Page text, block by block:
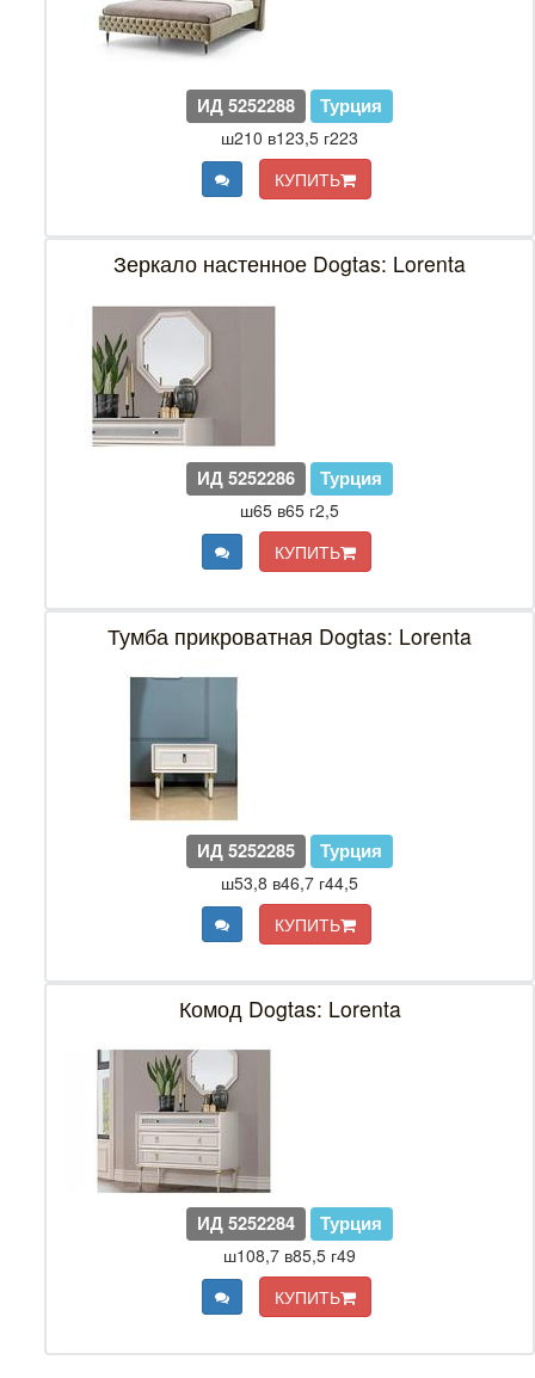
ИД 5252288 Турция
ш210 в123,5 г223
КУПИТЬ
Зеркало настенное Dogtas: Lorenta
ИД 5252286 Турция
ш65 в65 г2,5
КУПИТЬ
Тумба прикроватная Dogtas: Lorenta
ИД 5252285 Турция
ш53,8 в46,7 г44,5
КУПИТЬ
Комод Dogtas: Lorenta
ИД 5252284 Турция
ш108,7 в85,5 г49
КУПИТЬ